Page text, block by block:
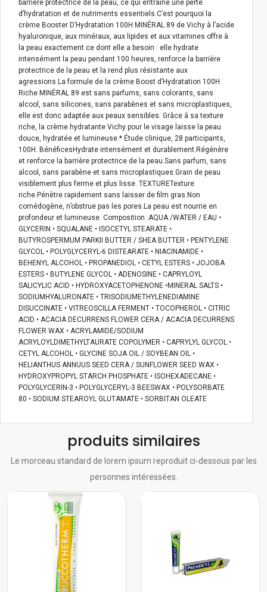
barrière protectrice de la peau, ce qui entraîne une perte
d’hydratation et de nutriments essentiels.C’est pourquoi la
crème Booster D’Hydratation 100H MINÉRAL 89 de Vichy à l’acide
hyaluronique, aux minéraux, aux lipides et aux vitamines offre à
la peau exactement ce dont elle a besoin : elle hydrate
intensément la peau pendant 100 heures, renforce la barrière
protectrice de la peau et la rend plus résistante aux
agressions.La formule de la crème Boost d’Hydratation 100H
Riche MINÉRAL 89 est sans parfums, sans colorants, sans
alcool, sans silicones, sans parabènes et sans microplastiques,
elle est donc adaptée aux peaux sensibles. Grâce à sa texture
riche, la crème hydratante Vichy pour le visage laisse la peau
douce, hydratée et lumineuse.* Étude clinique, 28 participants,
100H. BénéficesHydrate intensément et durablement.Régénère
et renforce la barrière protectrice de la peau.Sans parfum, sans
alcool, sans parabène et sans microplastiques.Grain de peau
visiblement plus ferme et plus lisse. TEXTURETexture
riche.Pénètre rapidement sans laisser de film gras.Non
comédogène, n’obstrue pas les pores.La peau est nourrie en
profondeur et lumineuse. Composition :AQUA /WATER / EAU •
GLYCERIN • SQUALANE • ISOCETYL STEARATE •
BUTYROSPERMUM PARKII BUTTER / SHEA BUTTER • PENTYLENE
GLYCOL • POLYGLYCERYL-6 DISTEARATE • NIACINAMIDE •
BEHENYL ALCOHOL • PROPANEDIOL • CETYL ESTERS • JOJOBA
ESTERS • BUTYLENE GLYCOL • ADENOSINE • CAPRYLOYL
SALICYLIC ACID • HYDROXYACETOPHENONE •MINERAL SALTS •
SODIUMHYALURONATE • TRISODIUMETHYLENEDIAMINE
DISUCCINATE • VITREOSCILLA FERMENT • TOCOPHEROL • CITRIC
ACID • ACACIA DECURRENS FLOWER CERA / ACACIA DECURRENS
FLOWER WAX • ACRYLAMIDE/SODIUM
ACRYLOYLDIMETHYLTAURATE COPOLYMER • CAPRYLYL GLYCOL •
CETYL ALCOHOL • GLYCINE SOJA OIL / SOYBEAN OIL •
HELIANTHUS ANNUUS SEED CERA / SUNFLOWER SEED WAX •
HYDROXYPROPYL STARCH PHOSPHATE • ISOHEXADECANE •
POLYGLYCERIN-3 • POLYGLYCERYL-3 BEESWAX • POLYSORBATE
80 • SODIUM STEAROYL GLUTAMATE • SORBITAN OLEATE
produits similaires
Le morceau standard de lorem ipsum reproduit ci-dessous par les
personnes intéressées.